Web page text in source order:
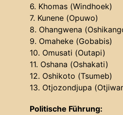
6. Khomas (Windhoek)
7. Kunene (Opuwo)
8. Ohangwena
9. Omaheke (Gobabis)
10. Omusati (Outapi)
11. Oshana (Oshakati)
12. Oshikoto (Tsumeb)
13. Otjozondjupa
Politische Führung: